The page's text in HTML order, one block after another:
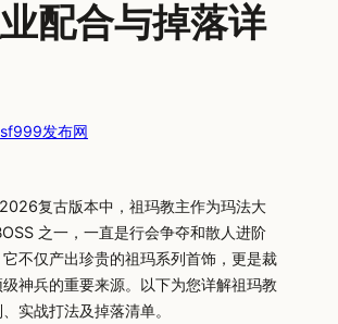
配合与掉落详
sf999发布网
复古版本中，祖玛教主作为玛法大
之一，一直是行会争夺和散人进阶
不仅产出珍贵的祖玛系列首饰，更是裁
神兵的重要来源。以下为您详解祖玛教
实战打法及掉落清单。